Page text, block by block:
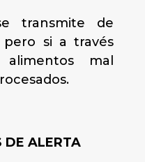
transmite de
pero si a través
mal
DE ALERTA